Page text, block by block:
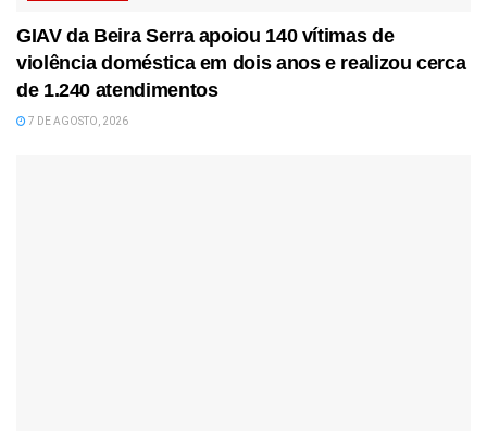
GIAV da Beira Serra apoiou 140 vítimas de
violência doméstica em dois anos e realizou cerca
de 1.240 atendimentos
7 DE AGOSTO, 2026